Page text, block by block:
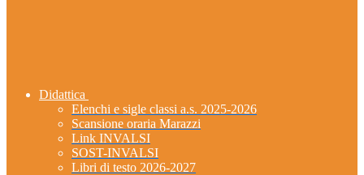
Didattica
Elenchi e sigle classi a.s. 2025-2026
Scansione oraria Marazzi
Link INVALSI
SOST-INVALSI
Libri di testo 2026-2027